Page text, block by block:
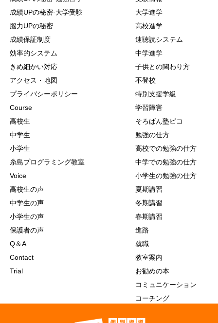
成績UPの秘密-大学受験
脳力UPの秘密
成績保証制度
効率的システム
きめ細かい対応
アクセス・地図
プライバシーポリシー
Course
高校生
中学生
小学生
糸島プログラミング教室
Voice
高校生の声
中学生の声
小学生の声
保護者の声
Q＆A
Contact
Trial
大学進学
高校進学
速聴読システム
中学進学
子供との関わり方
不登校
特別支援学級
学習障害
そろばん塾ピコ
勉強の仕方
高校での勉強の仕方
中学での勉強の仕方
小学生の勉強の仕方
夏期講習
冬期講習
春期講習
進路
就職
教室案内
お勧めの本
コミュニケーション
コーチング